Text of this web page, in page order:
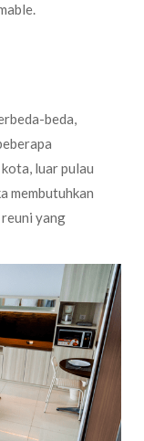
beda,
luar pulau
membutuhkan
yang